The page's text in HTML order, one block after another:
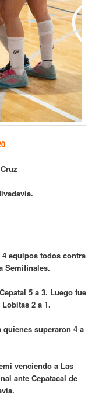
equipos todos contra
Semifinales.
5 a 3. Luego fue
Lobitas 2 a 1.
quienes superaron 4 a
venciendo a Las
ante Cepatacal de